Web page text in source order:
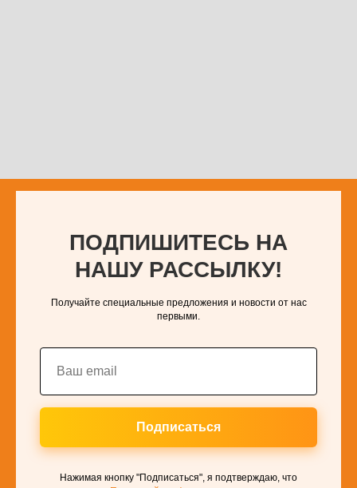
ПОДПИШИТЕСЬ НА
НАШУ РАССЫЛКУ!
Получайте специальные предложения и новости от нас
первыми.
Подписаться
Нажимая кнопку "Подписаться", я подтверждаю, что